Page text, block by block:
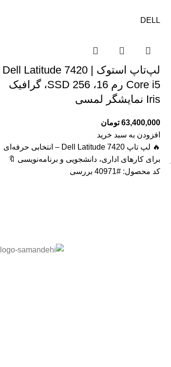
DELL
لپ‌تاپ استوک Dell Latitude 7420 |
Core i5 رم 16، SSD 256، گرافیک
Iris نمایشگر لمسی
63,400,000 تومان
افزودن به سبد خرید
🔥 لپ تاپ Dell Latitude 7420 – انتخابی حرفه‌ای
برای کارهای اداری، دانشجویی و برنامه‌نویسی 🔖
کد محصول: #40971 بررسی